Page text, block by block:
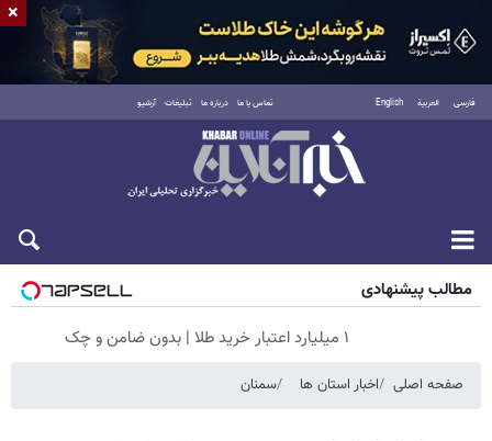
فارسی العربية English تماس با ما درباره ما تبلیغات آرشیو
جمعه ۱۶ مرداد ۱۴۰۵
مطالب پیشنهادی
۱ میلیارد اعتبار خرید طلا | بدون ضامن و چک
صفحه اصلی اخبار استان ها سمنان
×